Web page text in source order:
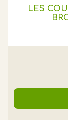
LES